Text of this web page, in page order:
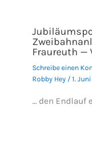
Fraureuth —
Schreibe einen
Robby Hey /1.
... den Endlauf